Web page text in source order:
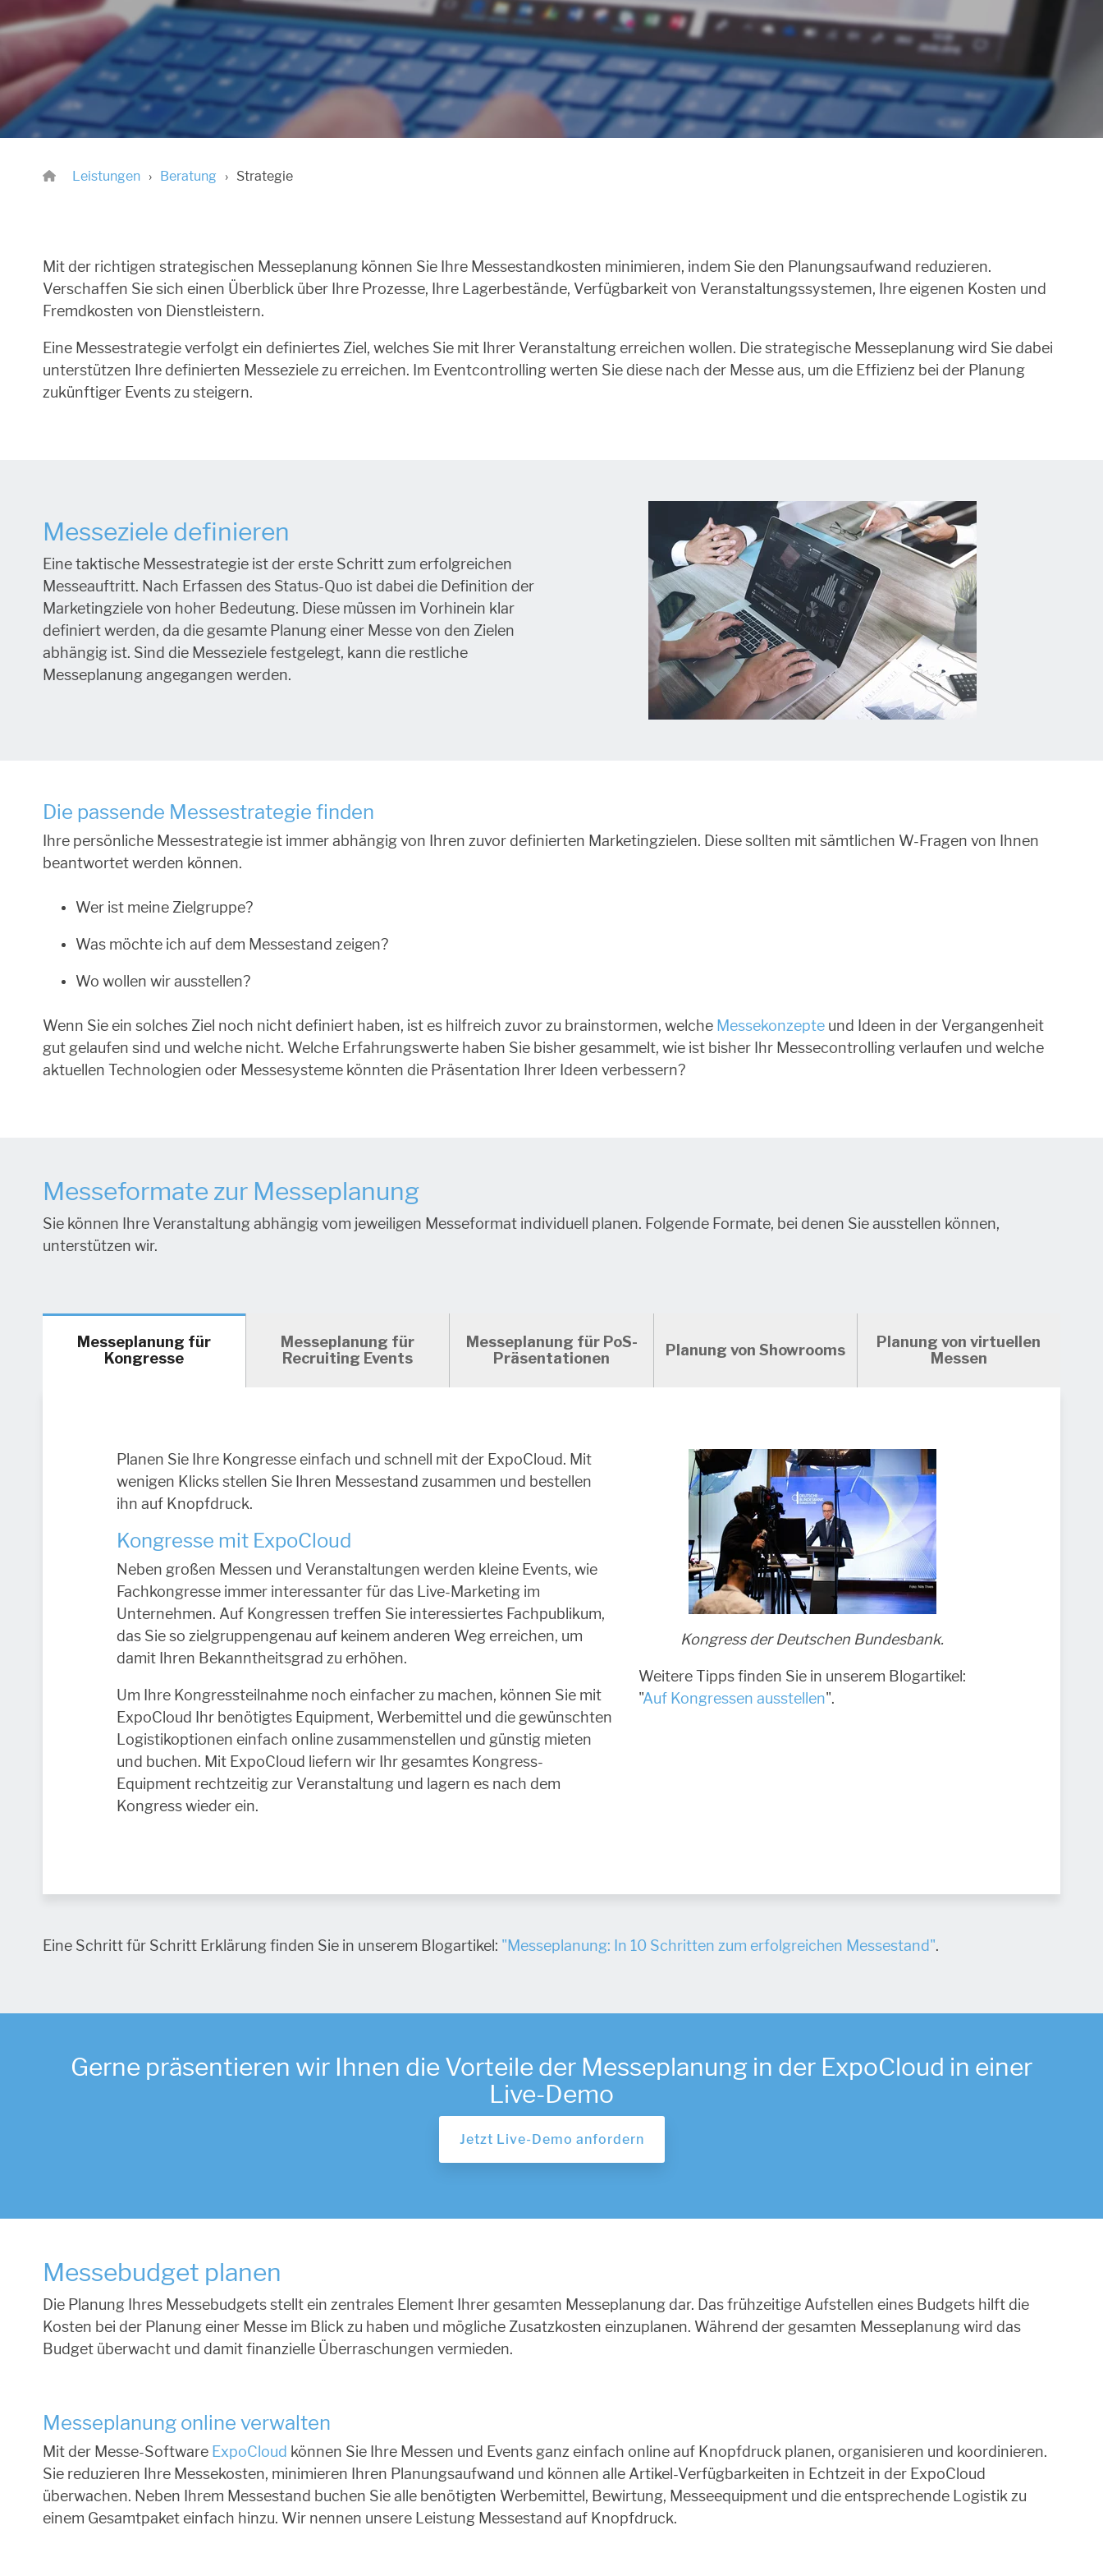
Leistungen Beratung Strategie
Mit der richtigen strategischen Messeplanung können Sie Ihre Messestandkosten minimieren, indem Sie den Planungsaufwand reduzieren.
Verschaffen Sie sich einen Überblick über Ihre Prozesse, Ihre Lagerbestände, Verfügbarkeit von Veranstaltungssystemen, Ihre eigenen Kosten und
Fremdkosten von Dienstleistern.
Eine Messestrategie verfolgt ein definiertes Ziel, welches Sie mit Ihrer Veranstaltung erreichen wollen. Die strategische Messeplanung wird Sie dabei
unterstützen Ihre definierten Messeziele zu erreichen. Im Eventcontrolling werten Sie diese nach der Messe aus, um die Effizienz bei der Planung
zukünftiger Events zu steigern.
Messeziele definieren
Eine taktische Messestrategie ist der erste Schritt zum erfolgreichen
Messeauftritt. Nach Erfassen des Status-Quo ist dabei die Definition der
Marketingziele von hoher Bedeutung. Diese müssen im Vorhinein klar
definiert werden, da die gesamte Planung einer Messe von den Zielen
abhängig ist. Sind die Messeziele festgelegt, kann die restliche
Messeplanung angegangen werden.
Die passende Messestrategie finden
Ihre persönliche Messestrategie ist immer abhängig von Ihren zuvor definierten Marketingzielen. Diese sollten mit sämtlichen W-Fragen von Ihnen
beantwortet werden können.
Wer ist meine Zielgruppe?
Was möchte ich auf dem Messestand zeigen?
Wo wollen wir ausstellen?
Wenn Sie ein solches Ziel noch nicht definiert haben, ist es hilfreich zuvor zu brainstormen, welche Messekonzepte und Ideen in der Vergangenheit
gut gelaufen sind und welche nicht. Welche Erfahrungswerte haben Sie bisher gesammelt, wie ist bisher Ihr Messecontrolling verlaufen und welche
aktuellen Technologien oder Messesysteme könnten die Präsentation Ihrer Ideen verbessern?
Messeformate zur Messeplanung
Sie können Ihre Veranstaltung abhängig vom jeweiligen Messeformat individuell planen. Folgende Formate, bei denen Sie ausstellen können,
unterstützen wir.
Messeplanung für
Kongresse
Messeplanung für
Recruiting Events
Messeplanung für PoS-
Präsentationen
Planung von Showrooms
Planung von virtuellen
Messen
Planen Sie Ihre Kongresse einfach und schnell mit der ExpoCloud. Mit
wenigen Klicks stellen Sie Ihren Messestand zusammen und bestellen
ihn auf Knopfdruck.
Kongresse mit ExpoCloud
Neben großen Messen und Veranstaltungen werden kleine Events, wie
Fachkongresse immer interessanter für das Live-Marketing im
Unternehmen. Auf Kongressen treffen Sie interessiertes Fachpublikum,
das Sie so zielgruppengenau auf keinem anderen Weg erreichen, um
damit Ihren Bekanntheitsgrad zu erhöhen.
Um Ihre Kongressteilnahme noch einfacher zu machen, können Sie mit
ExpoCloud Ihr benötigtes Equipment, Werbemittel und die gewünschten
Logistikoptionen einfach online zusammenstellen und günstig mieten
und buchen. Mit ExpoCloud liefern wir Ihr gesamtes Kongress-
Equipment rechtzeitig zur Veranstaltung und lagern es nach dem
Kongress wieder ein.
Kongress der Deutschen Bundesbank.
Weitere Tipps finden Sie in unserem Blogartikel:
"Auf Kongressen ausstellen".
Eine Schritt für Schritt Erklärung finden Sie in unserem Blogartikel: "Messeplanung: In 10 Schritten zum erfolgreichen Messestand".
Gerne präsentieren wir Ihnen die Vorteile der Messeplanung in der ExpoCloud in einer
Live-Demo
Jetzt Live-Demo anfordern
Messebudget planen
Die Planung Ihres Messebudgets stellt ein zentrales Element Ihrer gesamten Messeplanung dar. Das frühzeitige Aufstellen eines Budgets hilft die
Kosten bei der Planung einer Messe im Blick zu haben und mögliche Zusatzkosten einzuplanen. Während der gesamten Messeplanung wird das
Budget überwacht und damit finanzielle Überraschungen vermieden.
Messeplanung online verwalten
Mit der Messe-Software ExpoCloud können Sie Ihre Messen und Events ganz einfach online auf Knopfdruck planen, organisieren und koordinieren.
Sie reduzieren Ihre Messekosten, minimieren Ihren Planungsaufwand und können alle Artikel-Verfügbarkeiten in Echtzeit in der ExpoCloud
überwachen. Neben Ihrem Messestand buchen Sie alle benötigten Werbemittel, Bewirtung, Messeequipment und die entsprechende Logistik zu
einem Gesamtpaket einfach hinzu. Wir nennen unsere Leistung Messestand auf Knopfdruck.